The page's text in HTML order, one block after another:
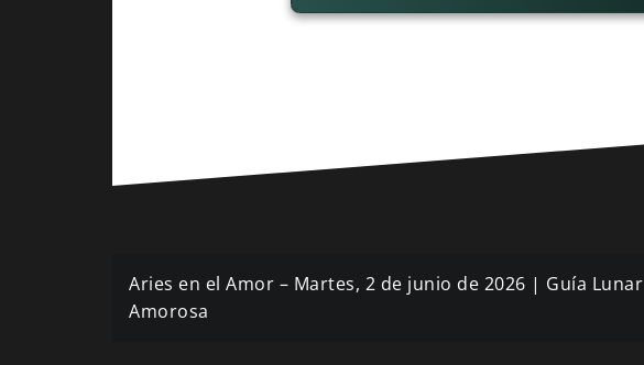
Navegación
de
Aries en el Amor – Martes, 2 de junio de 2026 | Guía Lunar
Amorosa